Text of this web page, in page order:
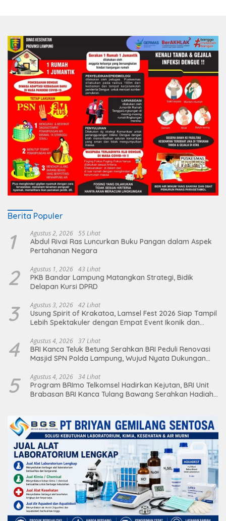
Berita Populer
1 Agustus 2, 2026 55 Lihat
Abdul Rivai Ras Luncurkan Buku Pangan dalam Aspek
Pertahanan Negara
2 Agustus 1, 2026 43 Lihat
PKB Bandar Lampung Matangkan Strategi, Bidik
Delapan Kursi DPRD
3 Agustus 3, 2026 42 Lihat
Usung Spirit of Krakatoa, Lamsel Fest 2026 Siap Tampil
Lebih Spektakuler dengan Empat Event Ikonik dan
4 Agustus 4, 2026 37 Lihat
BRI Kanca Teluk Betung Serahkan BRI Peduli Renovasi
Masjid SPN Polda Lampung, Wujud Nyata Dukungan
5 Agustus 4, 2026 34 Lihat
Program BRImo Telkomsel Hadirkan Kejutan, BRI Unit
Brabasan BRI Kanca Tulang Bawang Serahkan Hadiah